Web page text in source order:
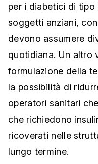
per i diabetici di tipo
soggetti anziani,
devono assumere
quotidiana. Un altro
formulazione della
la possibilità di
operatori sanitari
che richiedono
ricoverati nelle
lungo termine.